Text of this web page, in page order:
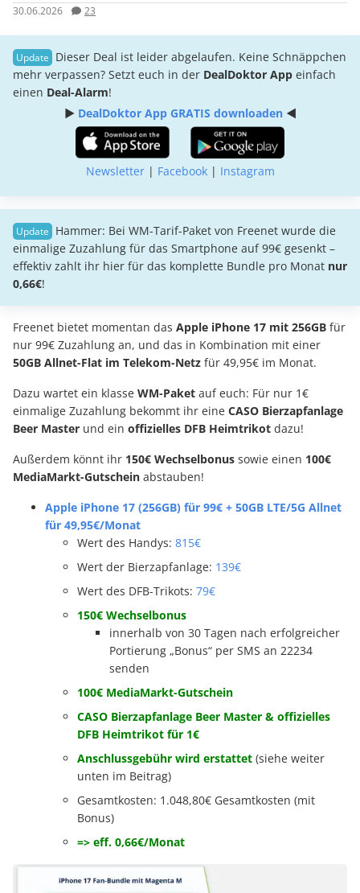
30.06.2026 23
Dieser Deal ist leider abgelaufen. Keine Schnäppchen
mehr verpassen? Setzt euch in der DealDoktor App einfach
einen Deal-Alarm!
► DealDoktor App GRATIS downloaden◄
Newsletter| Facebook| Instagram
Hammer: Bei WM-Tarif-Paket von Freenet wurde die
einmalige Zuzahlung für das Smartphone auf 99€ gesenkt –
effektiv zahlt ihr hier für das komplette Bundle pro Monat nur
0,66€!
Freenet bietet momentan das Apple iPhone 17 mit 256GB für
nur 99€ Zuzahlung an, und das in Kombination mit einer
50GB Allnet-Flat im Telekom-Netz für 49,95€ im Monat.
Dazu wartet ein klasse WM-Paket auf euch: Für nur 1€
einmalige Zuzahlung bekommt ihr eine CASO Bierzapfanlage
Beer Master und ein offizielles DFB Heimtrikot dazu!
Außerdem könnt ihr 150€ Wechselbonus sowie einen 100€
MediaMarkt-Gutschein abstauben!
Apple iPhone 17 (256GB) für 99€ + 50GB LTE/5G Allnet
für 49,95€/Monat
Wert des Handys: 815€
Wert der Bierzapfanlage: 139€
Wert des DFB-Trikots: 79€
150€ Wechselbonus
innerhalb von 30 Tagen nach erfolgreicher
Portierung „Bonus“ per SMS an 22234
senden
100€ MediaMarkt-Gutschein
CASO Bierzapfanlage Beer Master & offizielles
DFB Heimtrikot für 1€
Anschlussgebühr wird erstattet (siehe weiter
unten im Beitrag)
Gesamtkosten: 1.048,80€ Gesamtkosten (mit
Bonus)
=> eff. 0,66€/Monat